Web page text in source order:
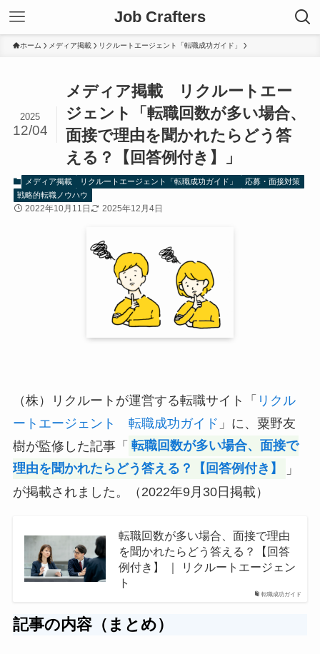
Job Crafters
ホーム メディア掲載 リクルートエージェント「転職成功ガイド」
メディア掲載 リクルートエー
ジェント「転職回数が多い場合、
面接で理由を聞かれたらどう答
える？【回答例付き】」
2025
12/04
メディア掲載 リクルートエージェント「転職成功ガイド」
応募・面接対策
戦略的転職ノウハウ
2022年10月11日 2025年12月4日
（株）リクルートが運営する転職サイト「 リクル
ートエージェント 転職成功ガイド 」に、粟野友
樹が監修した記事「 転職回数が多い場合、面接で
理由を聞かれたらどう答える？【回答例付き】
」
が掲載されました。（2022年9月30日掲載）
転職成功ガイド
転職回数が多い場合、面接で理由
を聞かれたらどう答える？【回答
例付き】 ｜ リクルートエージェン
ト
記事の内容（まとめ）